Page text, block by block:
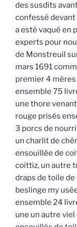
des susdits
confessé
a esté vaqué en
experts pour
de Monstreuil
mars 1691
premier 4
ensemble 75
une thore venant
rouge prisés
3 porcs de
un charlit de
ensouillée de
coittiz, un autre
draps de toile de
beslinge my
ensemble 24
une un autre